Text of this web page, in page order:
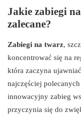
Jakie zabiegi
zalecane?
Zabiegi na twarz,
koncentrować się na
która zaczyna
najczęściej
innowacyjny zabieg
przyczynia się do